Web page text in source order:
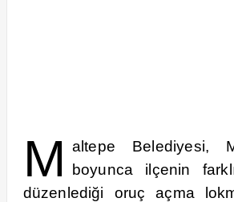
M
altepe Belediyesi,
boyunca ilçenin
düzenlediği oruç açma